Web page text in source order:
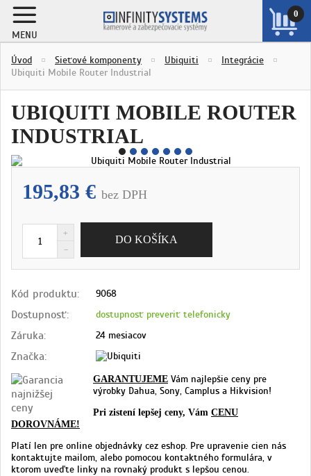
MENU
0
ZOBRAZIŤ
Úvod Sieťové komponenty Ubiquiti
Integrácie
Ubiquiti Mobile Router Industrial
UBIQUITI MOBILE ROUTER
INDUSTRIAL
195,83 € bez DPH
Kód produktu: 9068
Dostupnosť: dostupnosť preveriť telefonicky
Záruka: 24 mesiacov
Značka:
GARANTUJEME Vám najlepšie ceny pre
výrobky Dahua, Sony, Camplus a Hikvision!
Pri zistení lepšej ceny, Vám CENU
DOROVNÁME!
Platí len pre online objednávky cez eshop. Pre upravenie cien nás
kontaktujte mailom, alebo pomocou kontaktného formulára, v
ktorom uveďte linky na rovnaký produkt s lepšou cenou.